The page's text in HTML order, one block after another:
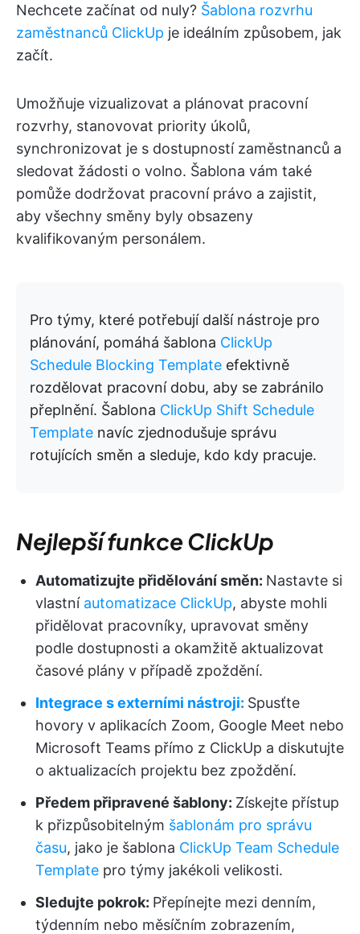
Nechcete začínat od nuly? Šablona rozvrhu
zaměstnanců ClickUp je ideálním způsobem, jak
začít.
Umožňuje vizualizovat a plánovat pracovní
rozvrhy, stanovovat priority úkolů,
synchronizovat je s dostupností zaměstnanců a
sledovat žádosti o volno. Šablona vám také
pomůže dodržovat pracovní právo a zajistit,
aby všechny směny byly obsazeny
kvalifikovaným personálem.
Pro týmy, které potřebují další nástroje pro
plánování, pomáhá šablona ClickUp
Schedule Blocking Template efektivně
rozdělovat pracovní dobu, aby se zabránilo
přeplnění. Šablona ClickUp Shift Schedule
Template navíc zjednodušuje správu
rotujících směn a sleduje, kdo kdy pracuje.
Nejlepší funkce ClickUp
Automatizujte přidělování směn: Nastavte si
vlastní automatizace ClickUp, abyste mohli
přidělovat pracovníky, upravovat směny
podle dostupnosti a okamžitě aktualizovat
časové plány v případě zpoždění.
Integrace s externími nástroji: Spusťte
hovory v aplikacích Zoom, Google Meet nebo
Microsoft Teams přímo z ClickUp a diskutujte
o aktualizacích projektu bez zpoždění.
Předem připravené šablony: Získejte přístup
k přizpůsobitelným šablonám pro správu
času, jako je šablona ClickUp Team Schedule
Template pro týmy jakékoli velikosti.
Sledujte pokrok: Přepínejte mezi denním,
týdenním nebo měsíčním zobrazením,